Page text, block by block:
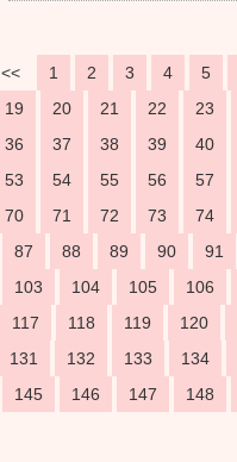
<< 1 2 3 4 5
19
20 21 22 23
36
37 38 39 40
53
54 55 56 57
70
71 72 73 74
87
88 89 90 91
103
104 105 106
117
118 119 120
131
132 133 134
145
146 147 148